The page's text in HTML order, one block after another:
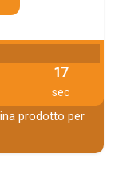
16
sec
prodotto per